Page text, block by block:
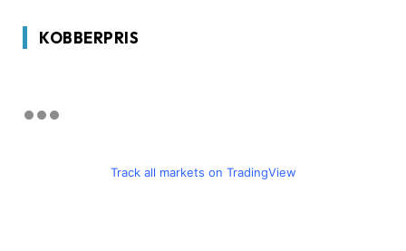
KOBBERPRIS
Track all markets on TradingView